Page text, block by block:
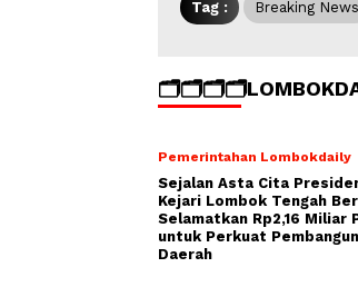
Tag : Breaking News
Pemerintahan Lombokdaily
Sejalan Asta Cita
Kejari Lombok Tengah
Selamatkan Rp2,16 Miliar
untuk Perkuat
Daerah